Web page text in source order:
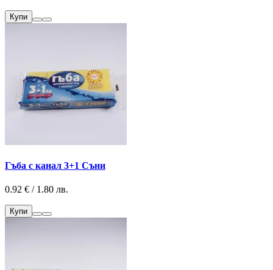
Купи
Гъба с канал 3+1 Съни
0.92 € / 1.80 лв.
Купи